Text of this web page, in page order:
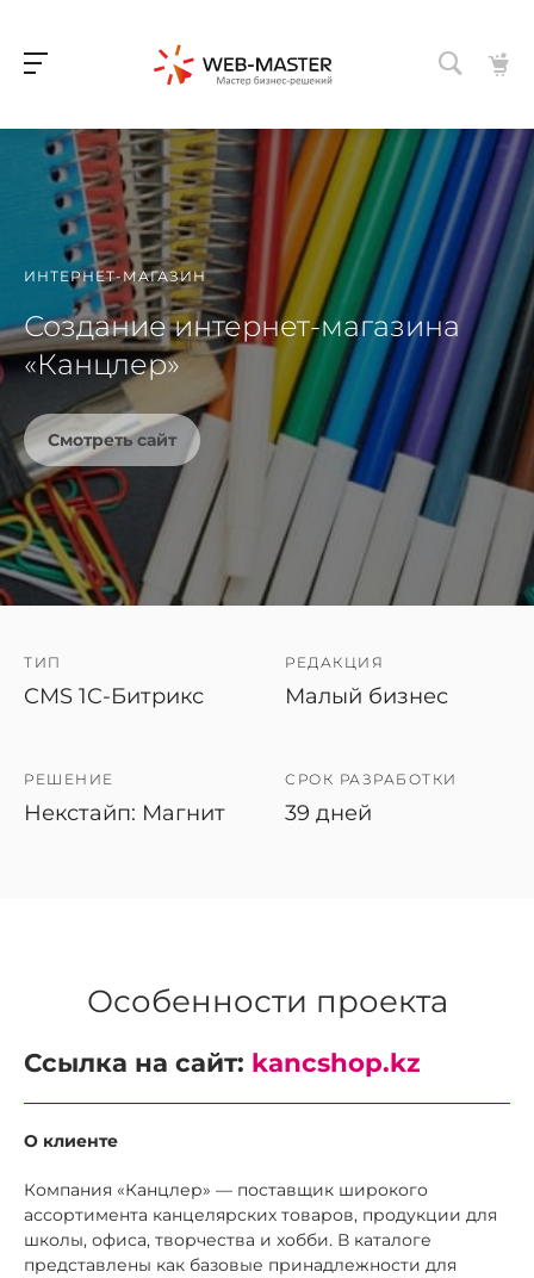
ИНТЕРНЕТ-МАГАЗИН
Создание интернет-магазина
«Канцлер»
Смотреть сайт
ТИП
CMS 1C-Битрикс
РЕДАКЦИЯ
Малый бизнес
РЕШЕНИЕ
Некстайп: Магнит
СРОК РАЗРАБОТКИ
39 дней
Особенности проекта
Ссылка на сайт: kancshop.kz
О клиенте
Компания «Канцлер» — поставщик широкого
ассортимента канцелярских товаров, продукции для
школы, офиса, творчества и хобби. В каталоге
представлены как базовые принадлежности для